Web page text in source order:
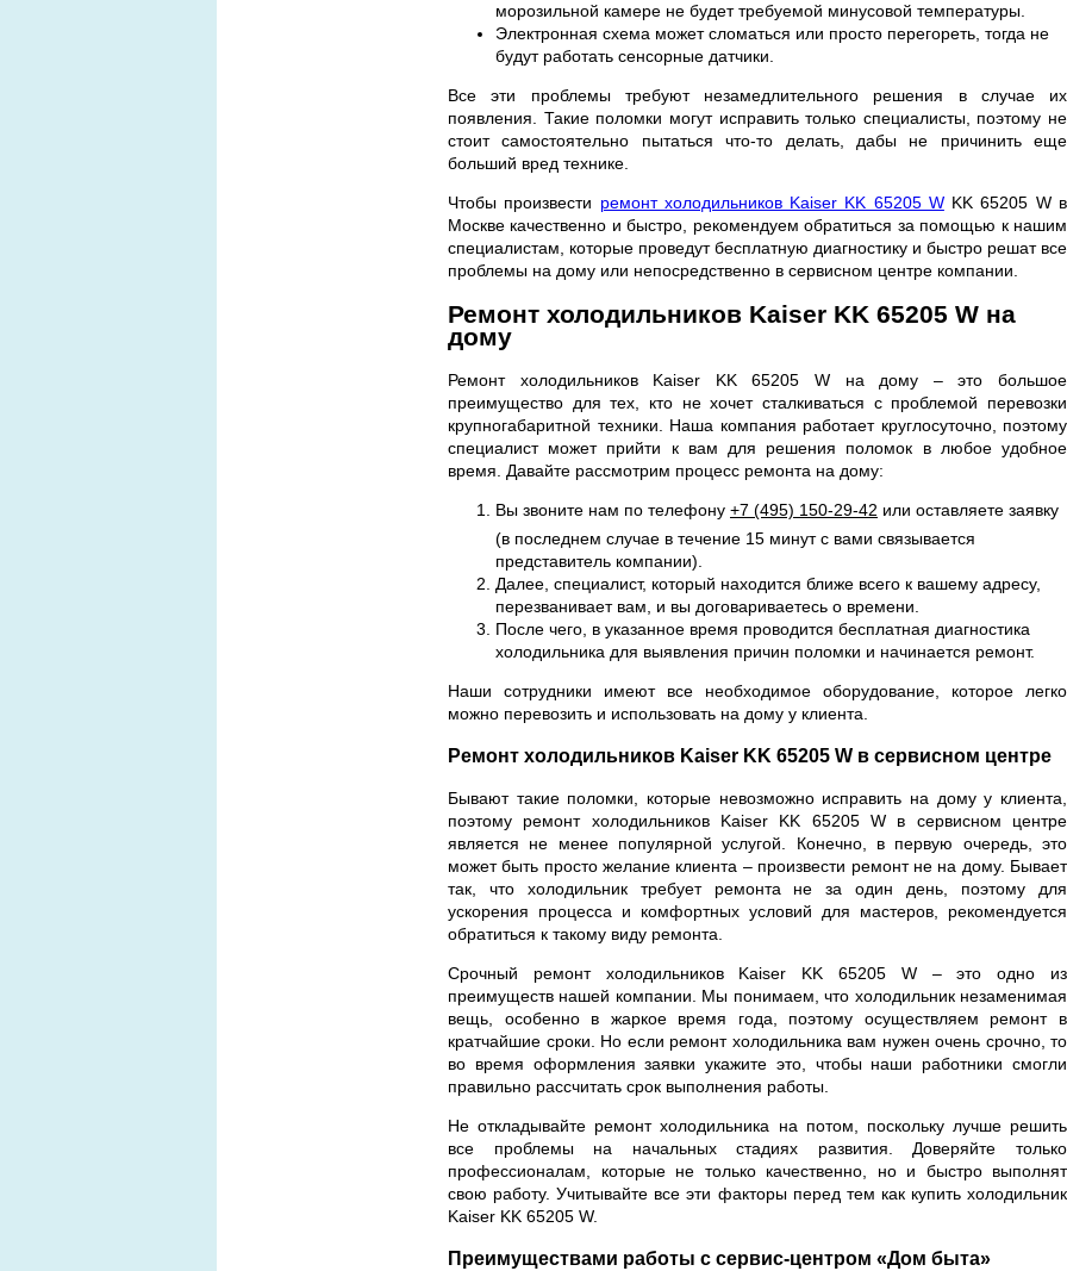
морозильной камере не будет требуемой минусовой температуры.
Электронная схема может сломаться или просто перегореть, тогда не
будут работать сенсорные датчики.
Все эти проблемы требуют незамедлительного решения в случае их
появления. Такие поломки могут исправить только специалисты, поэтому не
стоит самостоятельно пытаться что-то делать, дабы не причинить еще
больший вред технике.
Чтобы произвести ремонт холодильников Kaiser KK 65205 WKK 65205 W в
Москве качественно и быстро, рекомендуем обратиться за помощью к нашим
специалистам, которые проведут бесплатную диагностику и быстро решат все
проблемы на дому или непосредственно в сервисном центре компании.
Ремонт холодильников Kaiser KK 65205 W на
дому
Ремонт холодильников Kaiser KK 65205 W на дому – это большое
преимущество для тех, кто не хочет сталкиваться с проблемой перевозки
крупногабаритной техники. Наша компания работает круглосуточно, поэтому
специалист может прийти к вам для решения поломок в любое удобное
время. Давайте рассмотрим процесс ремонта на дому:
Вы звоните нам по телефону +7 (495) 150-29-42 или оставляете заявку
(в последнем случае в течение 15 минут с вами связывается
представитель компании).
Далее, специалист, который находится ближе всего к вашему адресу,
перезванивает вам, и вы договариваетесь о времени.
После чего, в указанное время проводится бесплатная диагностика
холодильника для выявления причин поломки и начинается ремонт.
Наши сотрудники имеют все необходимое оборудование, которое легко
можно перевозить и использовать на дому у клиента.
Ремонт холодильников Kaiser KK 65205 W в сервисном центре
Бывают такие поломки, которые невозможно исправить на дому у клиента,
поэтому ремонт холодильников Kaiser KK 65205 W в сервисном центре
является не менее популярной услугой. Конечно, в первую очередь, это
может быть просто желание клиента – произвести ремонт не на дому. Бывает
так, что холодильник требует ремонта не за один день, поэтому для
ускорения процесса и комфортных условий для мастеров, рекомендуется
обратиться к такому виду ремонта.
Срочный ремонт холодильников Kaiser KK 65205 W – это одно из
преимуществ нашей компании. Мы понимаем, что холодильник незаменимая
вещь, особенно в жаркое время года, поэтому осуществляем ремонт в
кратчайшие сроки. Но если ремонт холодильника вам нужен очень срочно, то
во время оформления заявки укажите это, чтобы наши работники смогли
правильно рассчитать срок выполнения работы.
Не откладывайте ремонт холодильника на потом, поскольку лучше решить
все проблемы на начальных стадиях развития. Доверяйте только
профессионалам, которые не только качественно, но и быстро выполнят
свою работу. Учитывайте все эти факторы перед тем как купить холодильник
Kaiser KK 65205 W.
Преимуществами работы с сервис-центром «Дом быта»